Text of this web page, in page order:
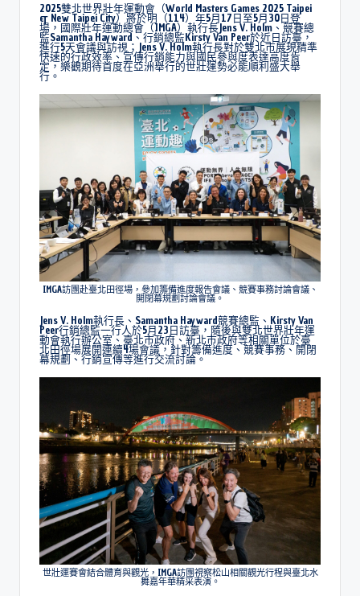
2025雙北世界壯年運動會（World Masters Games 2025 Taipei
& New Taipei City）將於明（114）年5月17日至5月30日登
場，國際壯年運動總會（IMGA）執行長Jens V. Holm、競賽總
監Samantha Hayward、行銷總監Kirsty Van Peer於近日訪臺，
進行5天會議與訪視；Jens V. Holm執行長對於雙北市展現精準
快速的行政效率、宣傳行銷能力與國民參與度表達高度肯
定，樂觀期待首度在亞洲舉行的世壯運勢必能順利盛大舉
行。
IMGA訪團赴臺北田徑場，參加籌備進度報告會議、競賽事務討論會議、
開閉幕規劃討論會議。
Jens V. Holm執行長、Samantha Hayward競賽總監、Kirsty Van
Peer行銷總監一行人於5月23日訪臺，隨後與雙北世界壯年運
動會執行辦公室、臺北市政府、新北市政府等相關單位於臺
北田徑場展開連續4場會議，針對籌備進度、競賽事務、開閉
幕規劃、行銷宣傳等進行交流討論。
世壯運賽會結合體育與觀光，IMGA訪團視察松山相關觀光行程與臺北水
舞嘉年華精采表演。